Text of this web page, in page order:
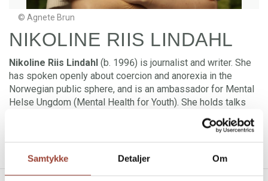
Samtykke Detaljer Om
© Agnete Brun
NIKOLINE RIIS LINDAHL
Nikoline Riis Lindahl (b. 1996) is journalist and writer. She
has spoken openly about coercion and anorexia in the
Norwegian public sphere, and is an ambassador for Mental
Helse Ungdom (Mental Health for Youth). She holds talks
across Norway on mental health, coercion and how to help
youths in vulnerable situations. In 2025 she received the
Prize for Promotion of Freedom of Expression.If I were
Agnes(2026) is her fiction debut.